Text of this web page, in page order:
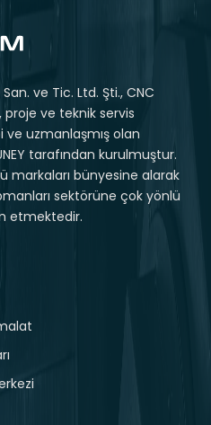
ve Tic. Ltd. Şti., CNC
proje ve teknik servis
ve uzmanlaşmış olan
tarafından kurulmuştur.
markaları bünyesine alarak
sektörüne çok yönlü
etmektedir.